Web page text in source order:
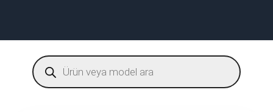
Products
search